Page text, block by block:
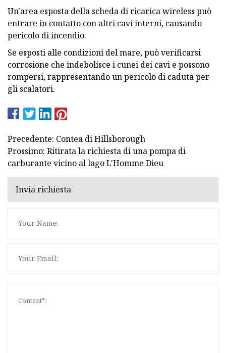
Un'area esposta della scheda di ricarica wireless può
entrare in contatto con altri cavi interni, causando
pericolo di incendio.
Se esposti alle condizioni del mare, può verificarsi
corrosione che indebolisce i cunei dei cavi e possono
rompersi, rappresentando un pericolo di caduta per
gli scalatori.
Precedente: Contea di Hillsborough
Prossimo: Ritirata la richiesta di una pompa di
carburante vicino al lago L'Homme Dieu
Invia richiesta